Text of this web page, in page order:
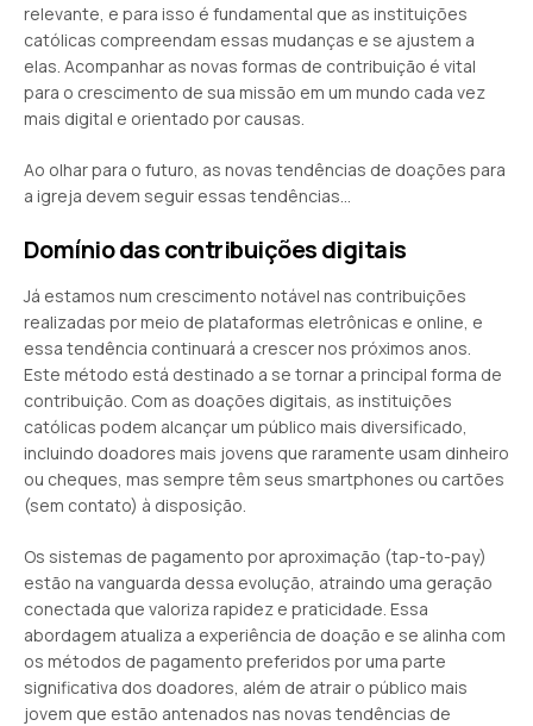
relevante, e para isso é fundamental que as instituições
católicas compreendam essas mudanças e se ajustem a
elas. Acompanhar as novas formas de contribuição é vital
para o crescimento de sua missão em um mundo cada vez
mais digital e orientado por causas.
Ao olhar para o futuro, as novas tendências de doações para
a igreja devem seguir essas tendências…
Domínio das contribuições digitais
Já estamos num crescimento notável nas contribuições
realizadas por meio de plataformas eletrônicas e online, e
essa tendência continuará a crescer nos próximos anos.
Este método está destinado a se tornar a principal forma de
contribuição. Com as doações digitais, as instituições
católicas podem alcançar um público mais diversificado,
incluindo doadores mais jovens que raramente usam dinheiro
ou cheques, mas sempre têm seus smartphones ou cartões
(sem contato) à disposição.
Os sistemas de pagamento por aproximação (tap-to-pay)
estão na vanguarda dessa evolução, atraindo uma geração
conectada que valoriza rapidez e praticidade. Essa
abordagem atualiza a experiência de doação e se alinha com
os métodos de pagamento preferidos por uma parte
significativa dos doadores, além de atrair o público mais
jovem que estão antenados nas novas tendências de